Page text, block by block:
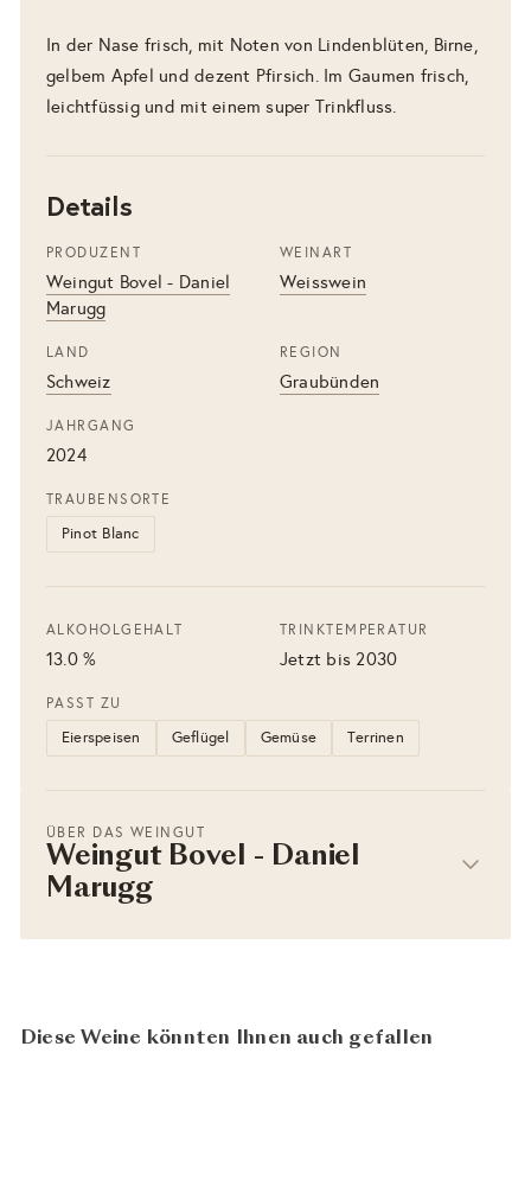
In der Nase frisch, mit Noten von Lindenblüten, Birne,
gelbem Apfel und dezent Pfirsich. Im Gaumen frisch,
leichtfüssig und mit einem super Trinkfluss.
Details
PRODUZENT
Weingut Bovel - Daniel
Marugg
WEINART
Weisswein
LAND
Schweiz
REGION
Graubünden
JAHRGANG
2024
TRAUBENSORTE
Pinot Blanc
ALKOHOLGEHALT
13.0 %
TRINKTEMPERATUR
Jetzt bis 2030
PASST ZU
Eierspeisen Geflügel Gemüse Terrinen
ÜBER DAS WEINGUT
Weingut Bovel - Daniel
Marugg
Diese Weine könnten Ihnen auch gefallen